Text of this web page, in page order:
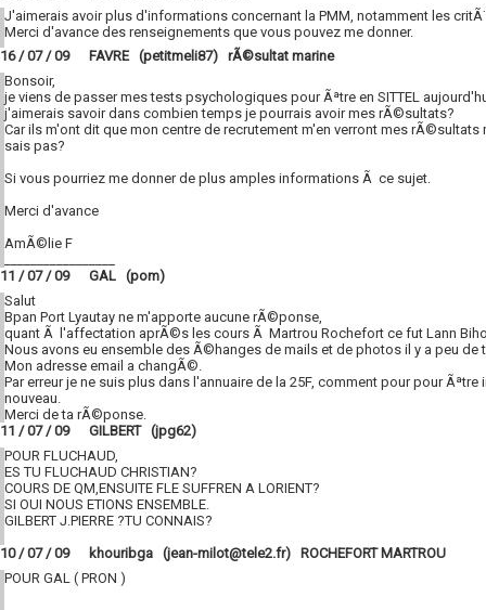
J'aimerais avoir plus d'informations concernant la PMM, notamment les
Merci d'avance des renseignements que vous pouvez me donner.
16 / 07 / 09 FAVRE (petitmeli87) rÃ©sultat marine
Bonsoir,
je viens de passer mes tests psychologiques pour Ãªtre en SITTEL
j'aimerais savoir dans combien temps je pourrais avoir mes rÃ©sultats?
Car ils m'ont dit que mon centre de recrutement m'en verront mes rÃ©sultats
sais pas?
Si vous pourriez me donner de plus amples informations Ã ce sujet.
Merci d'avance
AmÃ©lie F
11 / 07 / 09 GAL (pom)
Salut
Bpan Port Lyautay ne m'apporte aucune rÃ©ponse,
quant Ã l'affectation aprÃ©s les cours Ã Martrou Rochefort ce fut Lann
Nous avons eu ensemble des Ã©hanges de mails et de photos il y a peu de
Mon adresse email a changÃ©.
Par erreur je ne suis plus dans l'annuaire de la 25F, comment pour pour
nouveau.
Merci de ta rÃ©ponse.
11 / 07 / 09 GILBERT (jpg62)
POUR FLUCHAUD,
ES TU FLUCHAUD CHRISTIAN?
COURS DE QM,ENSUITE FLE SUFFREN A LORIENT?
SI OUI NOUS ETIONS ENSEMBLE.
GILBERT J.PIERRE ?TU CONNAIS?
10 / 07 / 09 khouribga (jean-milot@tele2.fr) ROCHEFORT MARTROU
POUR GAL ( PRON )